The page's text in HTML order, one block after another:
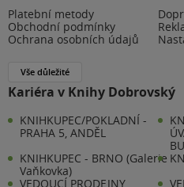
Platební metody
Obchodní podmínky
Ochrana osobních údajů
Vše důležité
Kariéra v Knihy Dobrovský
KNIHKUPEC/POKLADNÍ -
PRAHA 5, ANDĚL
KNIHKUPEC - BRNO (Galerie
Vaňkovka)
VEDOUCÍ PRODEJNY